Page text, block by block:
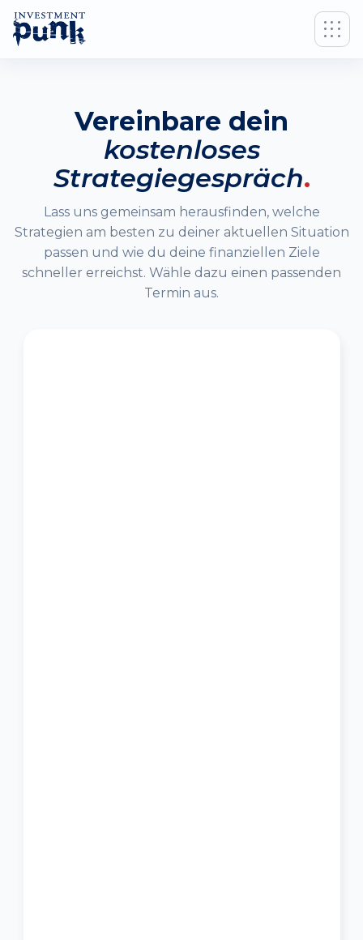
Vereinbare dein
kostenloses
Strategiegespräch.
Lass uns gemeinsam herausfinden, welche
Strategien am besten zu deiner aktuellen Situation
passen und wie du deine finanziellen Ziele
schneller erreichst. Wähle dazu einen passenden
Termin aus.